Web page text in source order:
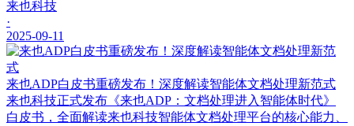
来也科技
·
2025-09-11
来也ADP白皮书重磅发布！深度解读智能体文档处理新范式
来也科技正式发布《来也ADP：文档处理进入智能体时代》
白皮书，全面解读来也科技智能体文档处理平台的核心能力、